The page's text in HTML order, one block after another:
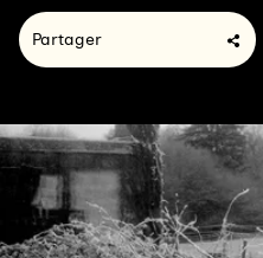
Partager